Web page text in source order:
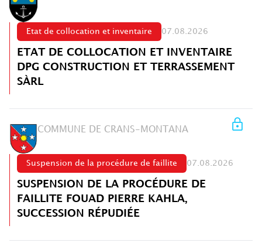
Etat de collocation et inventaire 07.08.2026
ETAT DE COLLOCATION ET INVENTAIRE
DPG CONSTRUCTION ET TERRASSEMENT
SÀRL
COMMUNE DE CRANS-MONTANA
Suspension de la procédure de faillite 07.08.2026
SUSPENSION DE LA PROCÉDURE DE
FAILLITE FOUAD PIERRE KAHLA,
SUCCESSION RÉPUDIÉE